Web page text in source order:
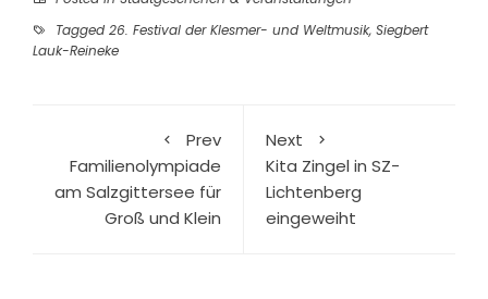
Tagged 26. Festival der Klesmer- und Weltmusik, Siegbert
Lauk-Reineke
Prev
Familienolympiade
am Salzgittersee für
Groß und Klein
Next
Kita Zingel in SZ-
Lichtenberg
eingeweiht